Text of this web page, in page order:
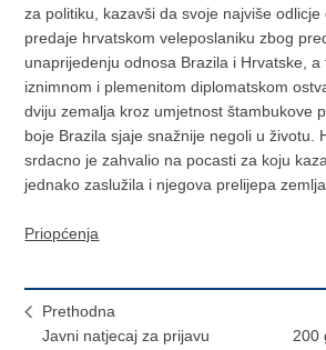
za politiku, kazavši da svoje najviše odlicje
predaje hrvatskom veleposlaniku zbog
unaprijedenju odnosa Brazila i Hrvatske, a
iznimnom i plemenitom diplomatskom
dviju zemalja kroz umjetnost štambukove
boje Brazila sjaje snažnije negoli u životu.
srdacno je zahvalio na pocasti za koju
jednako zaslužila i njegova prelijepa zemlja.
Priopćenja
Prethodna
Javni natjecaj za prijavu
200